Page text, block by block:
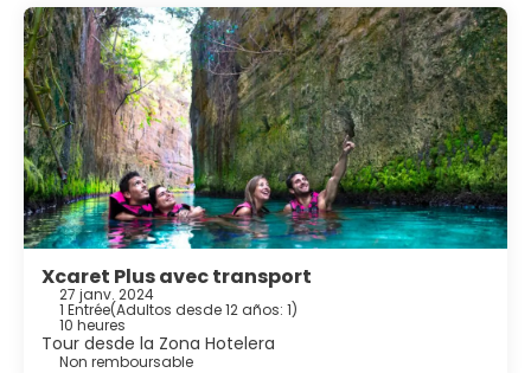
Xcaret Plus avec transport
27 janv. 2024
1 Entrée(Adultos desde 12 años: 1)
10 heures
Tour desde la Zona Hotelera
Non remboursable